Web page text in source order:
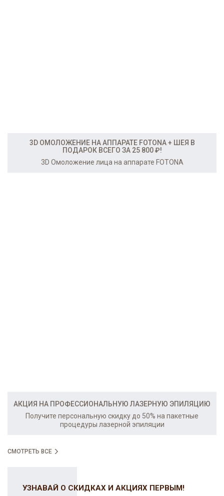
3D ОМОЛОЖЕНИЕ НА АППАРАТЕ FOTONA + ШЕЯ В
ПОДАРОК ВСЕГО ЗА 25 800 ₽!
3D Омоложение лица на аппарате FOTONA
АКЦИЯ НА ПРОФЕССИОНАЛЬНУЮ ЛАЗЕРНУЮ ЭПИЛЯЦИЮ
Получите персональную скидку до 50% на пакетные
процедуры лазерной эпиляции
СМОТРЕТЬ ВСЕ
УЗНАВАЙ О СКИДКАХ И АКЦИЯХ ПЕРВЫМ!